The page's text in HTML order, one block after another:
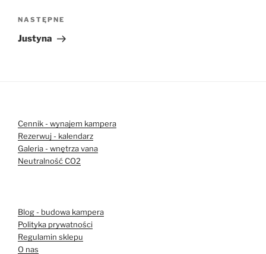
Następny
wpis
NASTĘPNE
Justyna
Cennik - wynajem kampera
Rezerwuj - kalendarz
Galeria - wnętrza vana
Neutralność CO2
Blog - budowa kampera
Polityka prywatności
Regulamin sklepu
O nas